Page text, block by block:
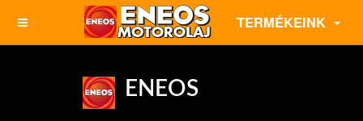
TERMÉKEINK
ENEOS